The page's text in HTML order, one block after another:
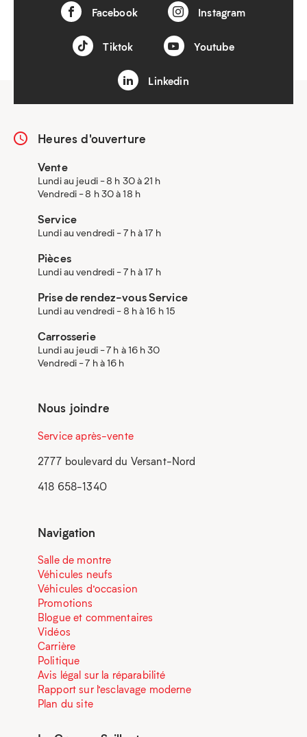
Facebook Instagram
Tiktok Youtube
Linkedin
Heures d'ouverture
Vente
Lundi au jeudi - 8 h 30 à 21 h
Vendredi - 8 h 30 à 18 h
Service
Lundi au vendredi - 7 h à 17 h
Pièces
Lundi au vendredi - 7 h à 17 h
Prise de rendez-vous Service
Lundi au vendredi - 8 h à 16 h 15
Carrosserie
Lundi au jeudi - 7 h à 16 h 30
Vendredi - 7 h à 16 h
Nous joindre
Service après-vente
2777 boulevard du Versant-Nord
418 658-1340
Navigation
Salle de montre
Véhicules neufs
Véhicules d’occasion
Promotions
Blogue et commentaires
Vidéos
Carrière
Politique
Avis légal sur la réparabilité
Rapport sur l’esclavage moderne
Plan du site